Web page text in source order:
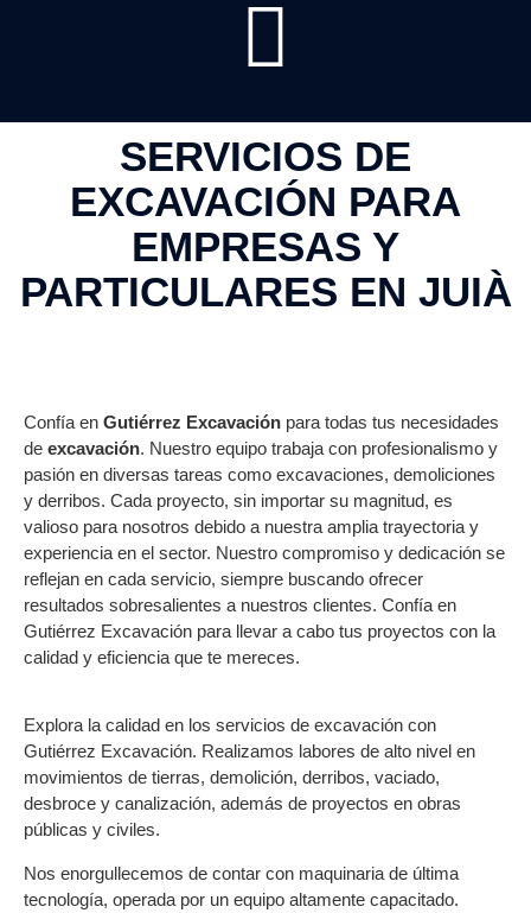
SERVICIOS DE
EXCAVACIÓN PARA
EMPRESAS Y
PARTICULARES EN JUIÀ
Confía en Gutiérrez Excavación para todas tus necesidades
de excavación. Nuestro equipo trabaja con profesionalismo y
pasión en diversas tareas como excavaciones, demoliciones
y derribos. Cada proyecto, sin importar su magnitud, es
valioso para nosotros debido a nuestra amplia trayectoria y
experiencia en el sector. Nuestro compromiso y dedicación se
reflejan en cada servicio, siempre buscando ofrecer
resultados sobresalientes a nuestros clientes. Confía en
Gutiérrez Excavación para llevar a cabo tus proyectos con la
calidad y eficiencia que te mereces.
Explora la calidad en los servicios de excavación con
Gutiérrez Excavación. Realizamos labores de alto nivel en
movimientos de tierras, demolición, derribos, vaciado,
desbroce y canalización, además de proyectos en obras
públicas y civiles.
Nos enorgullecemos de contar con maquinaria de última
tecnología, operada por un equipo altamente capacitado.